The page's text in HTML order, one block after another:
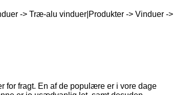
-> Træ-alu vinduer|Produkter -> Vinduer ->
for fragt. En af de populære er i vore dage